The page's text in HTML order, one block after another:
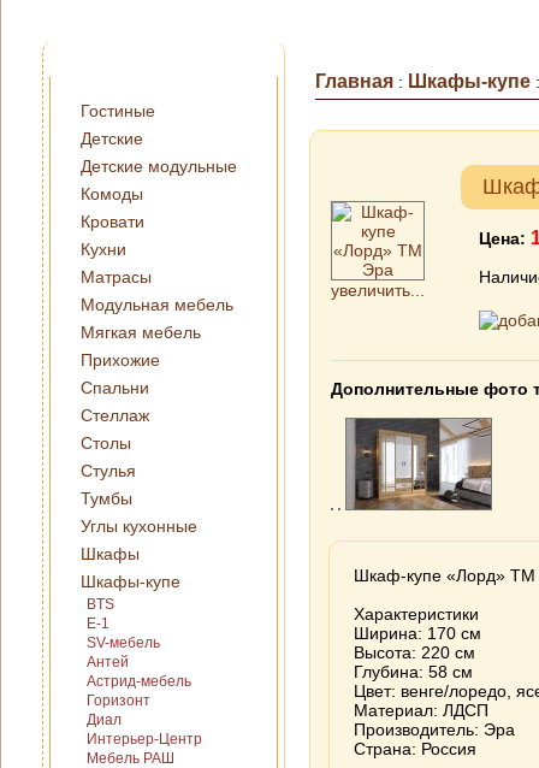
Гостиные
Детские
Детские модульные
Комоды
Кровати
Кухни
Матрасы
Модульная мебель
Мягкая мебель
Прихожие
Спальни
Стеллаж
Столы
Стулья
Тумбы
Углы кухонные
Шкафы
Шкафы-купе
BTS
E-1
SV-мебель
Антей
Астрид-мебель
Горизонт
Диал
Интерьер-Центр
Мебель РАШ
Главная : Шкафы-купе
увеличить...
Цена:
Дополнительные фото
Шкаф-купе «Лорд»
Характеристики
Ширина: 170 см
Высота: 220 см
Глубина: 58 см
Цвет: венге/лоредо,
Материал: ЛДСП
Производитель: Эра
Страна: Россия